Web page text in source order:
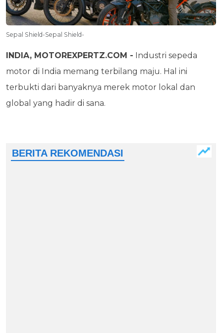
Sepal Shield-Sepal Shield-
INDIA, MOTOREXPERTZ.COM - Industri sepeda
motor di India memang terbilang maju. Hal ini
terbukti dari banyaknya merek motor lokal dan
global yang hadir di sana.